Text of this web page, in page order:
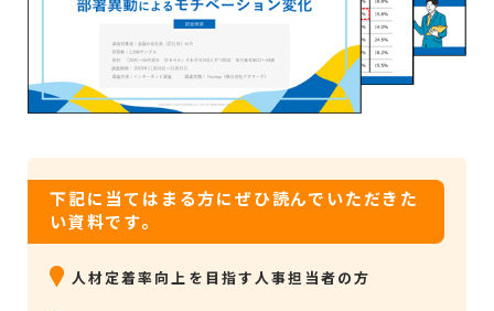
下記に当てはまる方にぜひ読んでいただきた
い資料です。
人材定着率向上を目指す人事担当者の方